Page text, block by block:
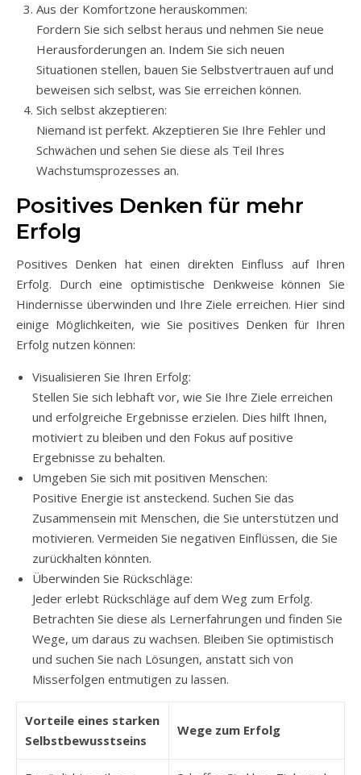
Aus der Komfortzone herauskommen:
Fordern Sie sich selbst heraus und nehmen Sie neue
Herausforderungen an. Indem Sie sich neuen
Situationen stellen, bauen Sie Selbstvertrauen auf und
beweisen sich selbst, was Sie erreichen können.
Sich selbst akzeptieren:
Niemand ist perfekt. Akzeptieren Sie Ihre Fehler und
Schwächen und sehen Sie diese als Teil Ihres
Wachstumsprozesses an.
Positives Denken für mehr
Erfolg
Positives Denken hat einen direkten Einfluss auf Ihren
Erfolg. Durch eine optimistische Denkweise können Sie
Hindernisse überwinden und Ihre Ziele erreichen. Hier sind
einige Möglichkeiten, wie Sie positives Denken für Ihren
Erfolg nutzen können:
Visualisieren Sie Ihren Erfolg:
Stellen Sie sich lebhaft vor, wie Sie Ihre Ziele erreichen
und erfolgreiche Ergebnisse erzielen. Dies hilft Ihnen,
motiviert zu bleiben und den Fokus auf positive
Ergebnisse zu behalten.
Umgeben Sie sich mit positiven Menschen:
Positive Energie ist ansteckend. Suchen Sie das
Zusammensein mit Menschen, die Sie unterstützen und
motivieren. Vermeiden Sie negativen Einflüssen, die Sie
zurückhalten könnten.
Überwinden Sie Rückschläge:
Jeder erlebt Rückschläge auf dem Weg zum Erfolg.
Betrachten Sie diese als Lernerfahrungen und finden Sie
Wege, um daraus zu wachsen. Bleiben Sie optimistisch
und suchen Sie nach Lösungen, anstatt sich von
Misserfolgen entmutigen zu lassen.
Vorteile eines starken
Selbstbewusstseins
Wege zum Erfolg